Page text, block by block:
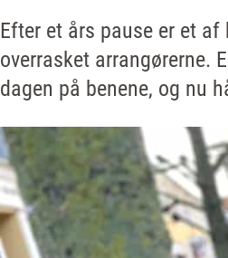
Efter et års pause er et
overrasket arrangørerne.
dagen på benene, og nu